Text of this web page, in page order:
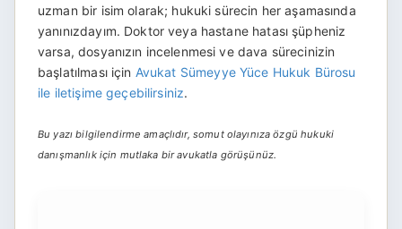
uzman bir isim olarak; hukuki sürecin her aşamasında
yanınızdayım. Doktor veya hastane hatası şüpheniz
varsa, dosyanızın incelenmesi ve dava sürecinizin
başlatılması için Avukat Sümeyye Yüce Hukuk Bürosu
ile iletişime geçebilirsiniz.
Bu yazı bilgilendirme amaçlıdır, somut olayınıza özgü hukuki
danışmanlık için mutlaka bir avukatla görüşünüz.